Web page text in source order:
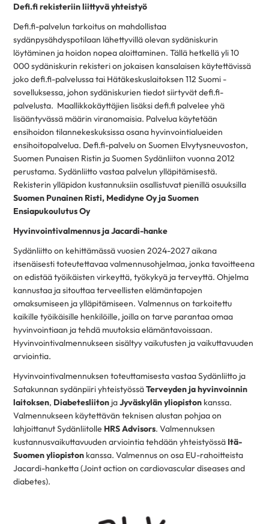
Defi.fi rekisteriin liittyvä yhteistyö
Defi.fi-palvelun tarkoitus on mahdollistaa
sydänpysähdyspotilaan lähettyvillä olevan sydäniskurin
löytäminen ja hoidon nopea aloittaminen. Tällä hetkellä yli 10
000 sydäniskurin rekisteri on jokaisen kansalaisen käytettävissä
joko defi.fi-palvelussa tai Hätäkeskuslaitoksen 112 Suomi -
sovelluksessa, johon sydäniskurien tiedot siirtyvät defi.fi-
palvelusta. Maallikkokäyttäjien lisäksi defi.fi palvelee yhä
lisääntyvässä määrin viranomaisia. Palvelua käytetään
ensihoidon tilannekeskuksissa osana hyvinvointialueiden
ensihoitopalvelua. Defi.fi-palvelu on Suomen Elvytysneuvoston,
Suomen Punaisen Ristin ja Suomen Sydänliiton vuonna 2012
perustama. Sydänliitto vastaa palvelun ylläpitämisestä.
Rekisterin ylläpidon kustannuksiin osallistuvat pienillä osuuksilla
Suomen Punainen Risti, Medidyne Oy ja Suomen
Ensiapukoulutus Oy
Hyvinvointivalmennus ja Jacardi-hanke
Sydänliitto on kehittämässä vuosien 2024-2027 aikana
itsenäisesti toteutettavaa valmennusohjelmaa, jonka tavoitteena
on edistää työikäisten virkeyttä, työkykyä ja terveyttä. Ohjelma
kannustaa ja sitouttaa terveellisten elämäntapojen
omaksumiseen ja ylläpitämiseen. Valmennus on tarkoitettu
kaikille työikäisille henkilöille, joilla on tarve parantaa omaa
hyvinvointiaan ja tehdä muutoksia elämäntavoissaan.
Hyvinvointivalmennukseen sisältyy vaikutusten ja vaikuttavuuden
arviointia.
Hyvinvointivalmennuksen toteuttamisesta vastaa Sydänliitto ja
Satakunnan sydänpiiri yhteistyössäTerveyden ja hyvinvoinnin
laitoksen, Diabetesliiton jaJyväskylän yliopiston kanssa.
Valmennukseen käytettävän teknisen alustan pohjaa on
lahjoittanut Sydänliitolle HRS Advisors. Valmennuksen
kustannusvaikuttavuuden arviointia tehdään yhteistyössä Itä-
Suomen yliopiston kanssa. Valmennus on osa EU-rahoitteista
Jacardi-hanketta (Joint action on cardiovascular diseases and
diabetes).